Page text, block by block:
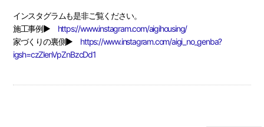
インスタグラムも是非ご覧ください。
施工事例▶ https://www.instagram.com/aigihousing/
家づくりの裏側▶ https://www.instagram.com/aigi_no_genba?
igsh=czZlenVpZnBzcDd1